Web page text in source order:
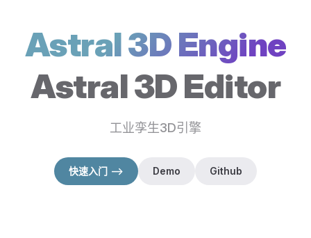
Astral 3D Engine
Astral 3D Editor
工业孪生3D引擎
快速入门 -->
Demo
Github